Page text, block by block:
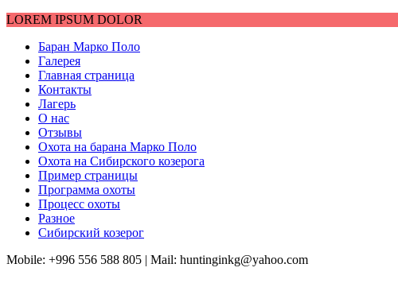
LOREM IPSUM DOLOR
Баран Марко Поло
Галерея
Главная страница
Контакты
Лагерь
О нас
Отзывы
Охота на барана Марко Поло
Охота на Сибирского козерога
Пример страницы
Программа охоты
Процесс охоты
Разное
Сибирский козерог
Mobile: +996 556 588 805 | Mail: huntinginkg@yahoo.com